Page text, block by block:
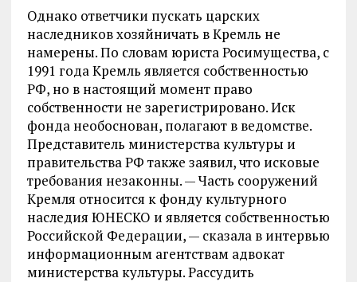
Однако ответчики пускать царских
наследников хозяйничать в Кремль не
намерены. По словам юриста Росимущества, с
1991 года Кремль является собственностью
РФ, но в настоящий момент право
собственности не зарегистрировано. Иск
фонда необоснован, полагают в ведомстве.
Представитель министерства культуры и
правительства РФ также заявил, что исковые
требования незаконны. — Часть сооружений
Кремля относится к фонду культурного
наследия ЮНЕСКО и является собственностью
Российской Федерации, — сказала в интервью
информационным агентствам адвокат
министерства культуры. Рассудить